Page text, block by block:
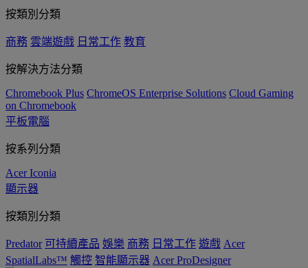
按類別分類
商務 雲端遊戲 日常工作 教育
按解決方法分類
Chromebook Plus ChromeOS Enterprise Solutions Cloud Gaming
on Chromebook
平板電腦
按系列分類
Acer Iconia
顯示器
按類別分類
Predator 可持續產品 娛樂 商務 日常工作 遊戲 Acer
SpatialLabs™ 觸控 智能顯示器 Acer ProDesigner